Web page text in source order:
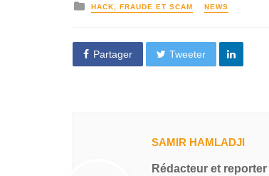
HACK, FRAUDE ET SCAM NEWS
Partager Tweeter
SAMIR HAMLADJI
Rédacteur et reporter